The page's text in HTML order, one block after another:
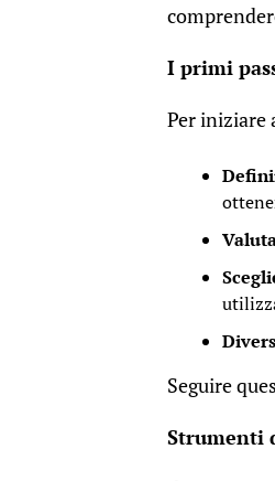
I primi
Per iniziare
Seguire
Strumenti